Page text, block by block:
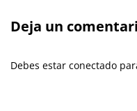
Deja un
Debes estar conectado